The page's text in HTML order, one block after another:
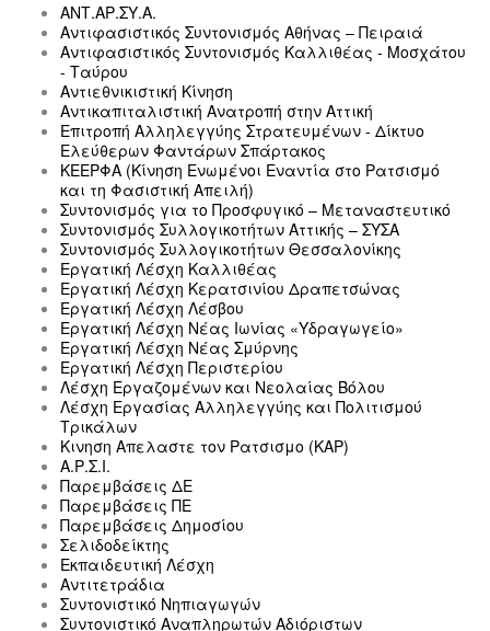
ΑΝΤ.ΑΡ.ΣΥ.Α.
Αντιφασιστικός Συντονισμός Αθήνας – Πειραιά
Αντιφασιστικός Συντονισμός Καλλιθέας - Μοσχάτου
- Ταύρου
Αντιεθνικιστική Κίνηση
Αντικαπιταλιστική Ανατροπή στην Αττική
Επιτροπή Αλληλεγγύης Στρατευμένων - Δίκτυο
Ελεύθερων Φαντάρων Σπάρτακος
ΚΕΕΡΦΑ (Κίνηση Ενωμένοι Εναντία στο Ρατσισμό
και τη Φασιστική Απειλή)
Συντονισμός για το Προσφυγικό – Μεταναστευτικό
Συντονισμός Συλλογικοτήτων Αττικής – ΣΥΣΑ
Συντονισμός Συλλογικοτήτων Θεσσαλονίκης
Εργατική Λέσχη Καλλιθέας
Εργατική Λέσχη Κερατσινίου Δραπετσώνας
Εργατική Λέσχη Λέσβου
Εργατική Λέσχη Νέας Ιωνίας «Υδραγωγείο»
Εργατική Λέσχη Νέας Σμύρνης
Εργατική Λέσχη Περιστερίου
Λέσχη Εργαζομένων και Νεολαίας Βόλου
Λέσχη Εργασίας Αλληλεγγύης και Πολιτισμού
Τρικάλων
Κινηση Απελαστε τον Ρατσισμο (ΚΑΡ)
Α.Ρ.Σ.Ι.
Παρεμβάσεις ΔΕ
Παρεμβάσεις ΠΕ
Παρεμβάσεις Δημοσίου
Σελιδοδείκτης
Εκπαιδευτική Λέσχη
Αντιτετράδια
Συντονιστικό Νηπιαγωγών
Συντονιστικό Αναπληρωτών Αδιόριστων